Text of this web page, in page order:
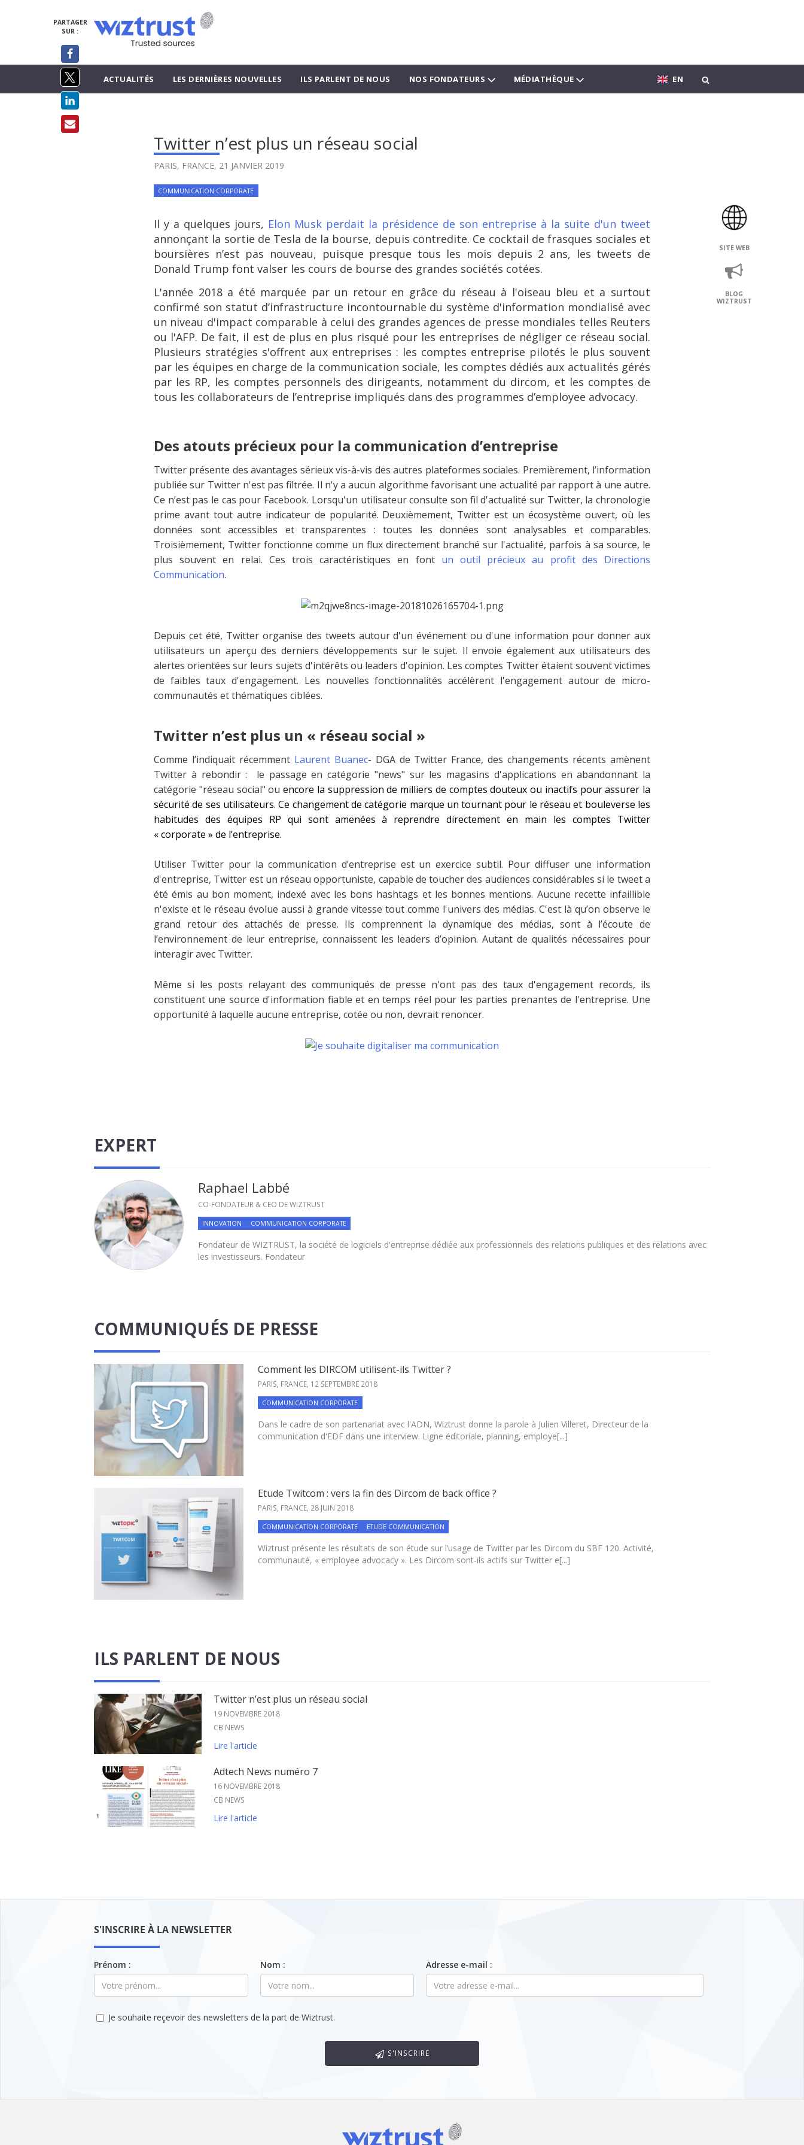
EN
ACTUALITÉS LES DERNIÈRES NOUVELLES ILS PARLENT DE NOUS NOS FONDATEURS MÉDIATHÈQUE
Twitter n’est plus un réseau social
PARIS, FRANCE, 21 JANVIER 2019
COMMUNICATION CORPORATE
Il y a quelques jours, Elon Musk perdait la présidence de son entreprise à la suite d'un tweet
annonçant la sortie de Tesla de la bourse, depuis contredite. Ce cocktail de frasques sociales et
boursières n’est pas nouveau, puisque presque tous les mois depuis 2 ans, les tweets de
Donald Trump font valser les cours de bourse des grandes sociétés cotées.
L'année 2018 a été marquée par un retour en grâce du réseau à l'oiseau bleu et a surtout
confirmé son statut d’infrastructure incontournable du système d'information mondialisé avec
un niveau d'impact comparable à celui des grandes agences de presse mondiales telles Reuters
ou l'AFP. De fait, il est de plus en plus risqué pour les entreprises de négliger ce réseau social.
Plusieurs stratégies s'offrent aux entreprises : les comptes entreprise pilotés le plus souvent
par les équipes en charge de la communication sociale, les comptes dédiés aux actualités gérés
par les RP, les comptes personnels des dirigeants, notamment du dircom, et les comptes de
tous les collaborateurs de l’entreprise impliqués dans des programmes d’employee advocacy.
PARTAGER
SUR :
SITE WEB
BLOG
WIZTRUST
Des atouts précieux pour la communication d’entreprise
Twitter présente des avantages sérieux vis-à-vis des autres plateformes sociales. Premièrement, l’information
publiée sur Twitter n'est pas filtrée. Il n'y a aucun algorithme favorisant une actualité par rapport à une autre.
Ce n’est pas le cas pour Facebook. Lorsqu'un utilisateur consulte son fil d'actualité sur Twitter, la chronologie
prime avant tout autre indicateur de popularité. Deuxièmement, Twitter est un écosystème ouvert, où les
données sont accessibles et transparentes : toutes les données sont analysables et comparables.
Troisièmement, Twitter fonctionne comme un flux directement branché sur l'actualité, parfois à sa source, le
plus souvent en relai. Ces trois caractéristiques en font un outil précieux au profit des Directions
Communication.
Depuis cet été, Twitter organise des tweets autour d'un événement ou d'une information pour donner aux
utilisateurs un aperçu des derniers développements sur le sujet. Il envoie également aux utilisateurs des
alertes orientées sur leurs sujets d'intérêts ou leaders d'opinion. Les comptes Twitter étaient souvent victimes
de faibles taux d'engagement. Les nouvelles fonctionnalités accélèrent l'engagement autour de micro-
communautés et thématiques ciblées.
Twitter n’est plus un « réseau social »
Comme l’indiquait récemment Laurent Buanec- DGA de Twitter France, des changements récents amènent
Twitter à rebondir : le passage en catégorie "news" sur les magasins d'applications en abandonnant la
catégorie "réseau social" ou encore la suppression de milliers de comptes douteux ou inactifs pour assurer la
sécurité de ses utilisateurs. Ce changement de catégorie marque un tournant pour le réseau et bouleverse les
habitudes des équipes RP qui sont amenées à reprendre directement en main les comptes Twitter
« corporate » de l’entreprise.
Utiliser Twitter pour la communication d’entreprise est un exercice subtil. Pour diffuser une information
d'entreprise, Twitter est un réseau opportuniste, capable de toucher des audiences considérables si le tweet a
été émis au bon moment, indexé avec les bons hashtags et les bonnes mentions. Aucune recette infaillible
n'existe et le réseau évolue aussi à grande vitesse tout comme l'univers des médias. C'est là qu’on observe le
grand retour des attachés de presse. Ils comprennent la dynamique des médias, sont à l’écoute de
l’environnement de leur entreprise, connaissent les leaders d’opinion. Autant de qualités nécessaires pour
interagir avec Twitter.
Même si les posts relayant des communiqués de presse n'ont pas des taux d'engagement records, ils
constituent une source d'information fiable et en temps réel pour les parties prenantes de l'entreprise. Une
opportunité à laquelle aucune entreprise, cotée ou non, devrait renoncer.
EXPERT
Raphael Labbé
CO-FONDATEUR & CEO DE WIZTRUST
INNOVATION COMMUNICATION CORPORATE
Fondateur de WIZTRUST, la société de logiciels d'entreprise dédiée aux professionnels des relations publiques et des relations avec
les investisseurs. Fondateur
COMMUNIQUÉS DE PRESSE
Comment les DIRCOM utilisent-ils Twitter ?
PARIS, FRANCE, 12 SEPTEMBRE 2018
COMMUNICATION CORPORATE
Dans le cadre de son partenariat avec l'ADN, Wiztrust donne la parole à Julien Villeret, Directeur de la
communication d'EDF dans une interview. Ligne éditoriale, planning, employe[...]
Etude Twitcom : vers la fin des Dircom de back office ?
PARIS, FRANCE, 28 JUIN 2018
COMMUNICATION CORPORATE ETUDE COMMUNICATION
Wiztrust présente les résultats de son étude sur l’usage de Twitter par les Dircom du SBF 120. Activité,
communauté, « employee advocacy ». Les Dircom sont-ils actifs sur Twitter e[...]
ILS PARLENT DE NOUS
Twitter n’est plus un réseau social
19 NOVEMBRE 2018
CB NEWS
Lire l'article
Adtech News numéro 7
16 NOVEMBRE 2018
CB NEWS
Lire l'article
S'INSCRIRE À LA NEWSLETTER
Prénom : Nom : Adresse e-mail :
Je souhaite reçevoir des newsletters de la part de Wiztrust.
S'INSCRIRE